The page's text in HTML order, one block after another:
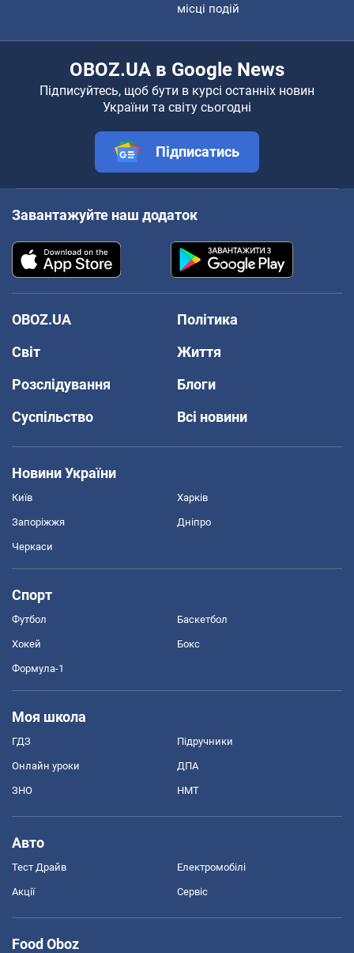
місці подій
OBOZ.UA в Google News
Підписуйтесь, щоб бути в курсі останніх новин
України та світу сьогодні
Підписатись
Завантажуйте наш додаток
OBOZ.UA
Політика
Світ
Життя
Розслідування
Блоги
Суспільство
Всі новини
Новини України
Київ Харків
Запоріжжя Дніпро
Черкаси
Спорт
Футбол Баскетбол
Хокей Бокс
Формула-1
Моя школа
ГДЗ Підручники
Онлайн уроки ДПА
ЗНО НМТ
Авто
Тест Драйв Електромобілі
Акції Сервіс
Food Oboz